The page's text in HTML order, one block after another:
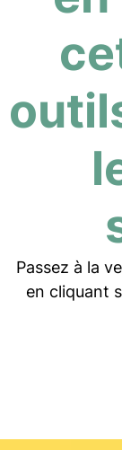
Passez à la
en cliquant